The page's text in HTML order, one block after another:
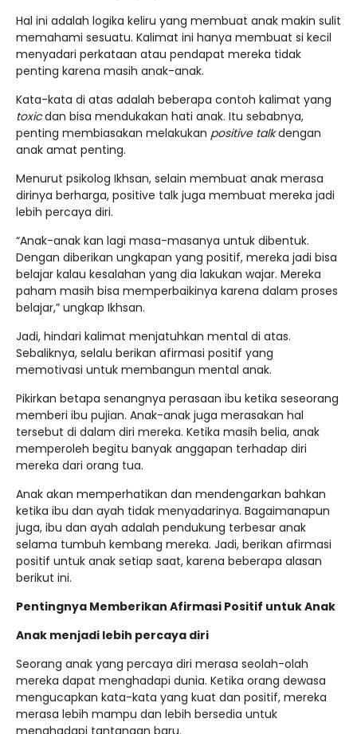
Hal ini adalah logika keliru yang membuat anak makin sulit
memahami sesuatu. Kalimat ini hanya membuat si kecil
menyadari perkataan atau pendapat mereka tidak
penting karena masih anak-anak.
Kata-kata di atas adalah beberapa contoh kalimat yang
toxicdan bisa mendukakan hati anak. Itu sebabnya,
penting membiasakan melakukan positive talkdengan
anak amat penting.
Menurut psikolog Ikhsan, selain membuat anak merasa
dirinya berharga, positive talk juga membuat mereka jadi
lebih percaya diri.
“Anak-anak kan lagi masa-masanya untuk dibentuk.
Dengan diberikan ungkapan yang positif, mereka jadi bisa
belajar kalau kesalahan yang dia lakukan wajar. Mereka
paham masih bisa memperbaikinya karena dalam proses
belajar,” ungkap Ikhsan.
Jadi, hindari kalimat menjatuhkan mental di atas.
Sebaliknya, selalu berikan afirmasi positif yang
memotivasi untuk membangun mental anak.
Pikirkan betapa senangnya perasaan ibu ketika seseorang
memberi ibu pujian. Anak-anak juga merasakan hal
tersebut di dalam diri mereka. Ketika masih belia, anak
memperoleh begitu banyak anggapan terhadap diri
mereka dari orang tua.
Anak akan memperhatikan dan mendengarkan bahkan
ketika ibu dan ayah tidak menyadarinya. Bagaimanapun
juga, ibu dan ayah adalah pendukung terbesar anak
selama tumbuh kembang mereka. Jadi, berikan afirmasi
positif untuk anak setiap saat, karena beberapa alasan
berikut ini.
Pentingnya Memberikan Afirmasi Positif untuk Anak
Anak menjadi lebih percaya diri
Seorang anak yang percaya diri merasa seolah-olah
mereka dapat menghadapi dunia. Ketika orang dewasa
mengucapkan kata-kata yang kuat dan positif, mereka
merasa lebih mampu dan lebih bersedia untuk